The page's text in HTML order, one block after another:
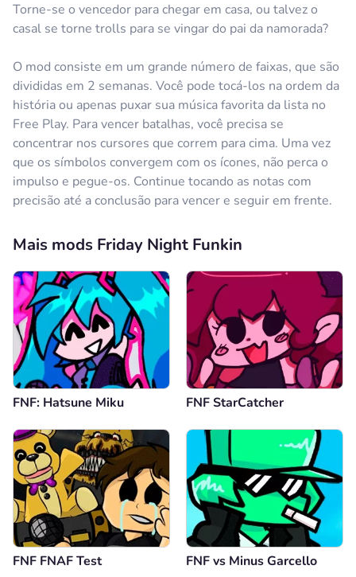
Torne-se o vencedor para chegar em casa, ou talvez o
casal se torne trolls para se vingar do pai da namorada?
O mod consiste em um grande número de faixas, que são
divididas em 2 semanas. Você pode tocá-los na ordem da
história ou apenas puxar sua música favorita da lista no
Free Play. Para vencer batalhas, você precisa se
concentrar nos cursores que correm para cima. Uma vez
que os símbolos convergem com os ícones, não perca o
impulso e pegue-os. Continue tocando as notas com
precisão até a conclusão para vencer e seguir em frente.
Mais mods Friday Night Funkin
FNF: Hatsune Miku FNF StarCatcher
FNF FNAF Test FNF vs Minus Garcello